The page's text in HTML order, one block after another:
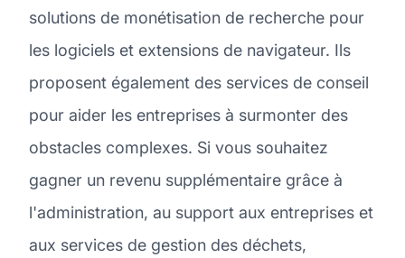
solutions de monétisation de recherche pour
les logiciels et extensions de navigateur. Ils
proposent également des services de conseil
pour aider les entreprises à surmonter des
obstacles complexes. Si vous souhaitez
gagner un revenu supplémentaire grâce à
l'administration, au support aux entreprises et
aux services de gestion des déchets,